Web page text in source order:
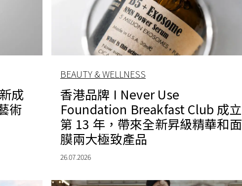
成
術
BEAUTY & WELLNESS
香港品牌 I Never Use
Foundation Breakfast Club 成立
第 13 年，帶來全新昇級精華和面
膜兩大極致產品
26.07.2026